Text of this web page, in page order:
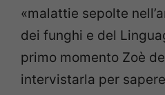
«malattie sepolte
dei funghi e del
primo momento Zoè
intervistarla per